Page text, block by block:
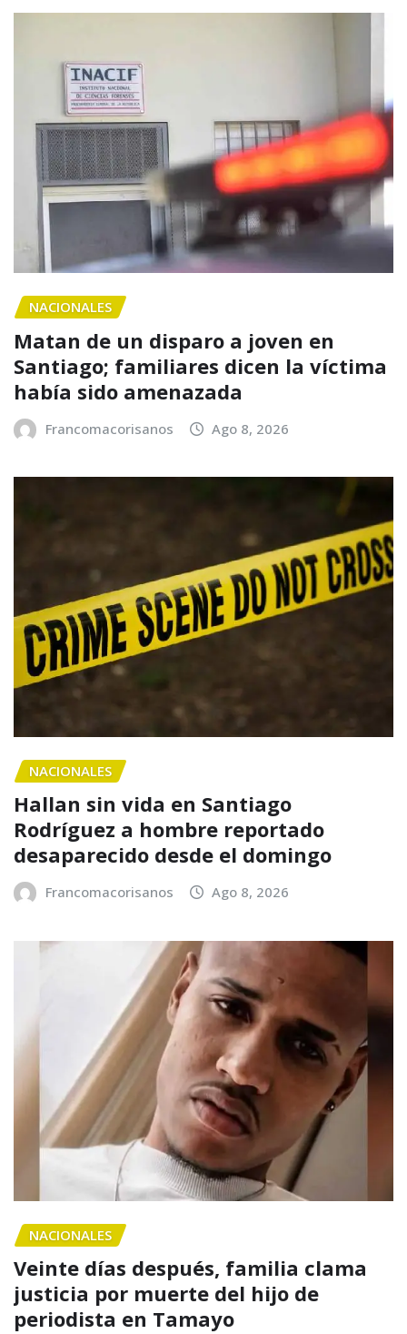
NACIONALES
Matan de un disparo a joven en
Santiago; familiares dicen la víctima
había sido amenazada
Francomacorisanos Ago 8, 2026
NACIONALES
Hallan sin vida en Santiago
Rodríguez a hombre reportado
desaparecido desde el domingo
Francomacorisanos Ago 8, 2026
NACIONALES
Veinte días después, familia clama
justicia por muerte del hijo de
periodista en Tamayo